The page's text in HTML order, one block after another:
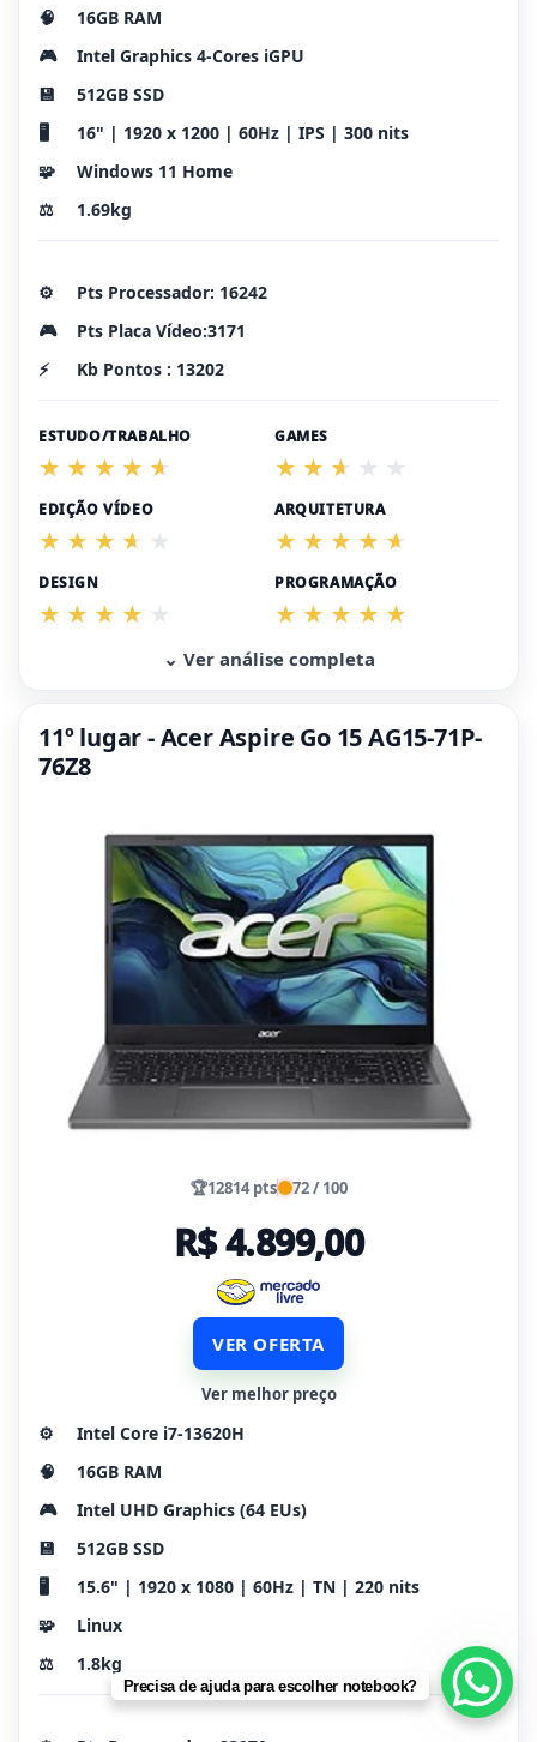
🧠
16GB RAM
🎮
Intel Graphics 4-Cores iGPU
💾
512GB SSD
🖥️
16" | 1920 x 1200 | 60Hz | IPS | 300 nits
🧩
Windows 11 Home
⚖️
1.69kg
⚙️
Pts Processador: 16242
🎮
Pts Placa Vídeo:3171
⚡
Kb Pontos : 13202
ESTUDO/TRABALHO GAMES
EDIÇÃO VÍDEO ARQUITETURA
DESIGN PROGRAMAÇÃO
⌄ Ver análise completa
11º lugar - Acer Aspire Go 15 AG15-71P-
76Z8
🏆12814 pts 72 / 100
R$ 4.899,00
VER OFERTA
Ver melhor preço
⚙️
Intel Core i7-13620H
🧠
16GB RAM
🎮
Intel UHD Graphics (64 EUs)
💾
512GB SSD
🖥️
15.6" | 1920 x 1080 | 60Hz | TN | 220 nits
🧩
Linux
⚖️
1.8kg
Precisa de ajuda para escolher notebook?